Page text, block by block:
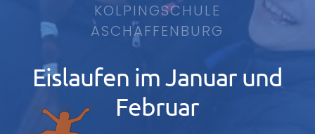
KOLPINGSCHULE
ASCHAFFENBURG
Eislaufen im Januar und
Februar